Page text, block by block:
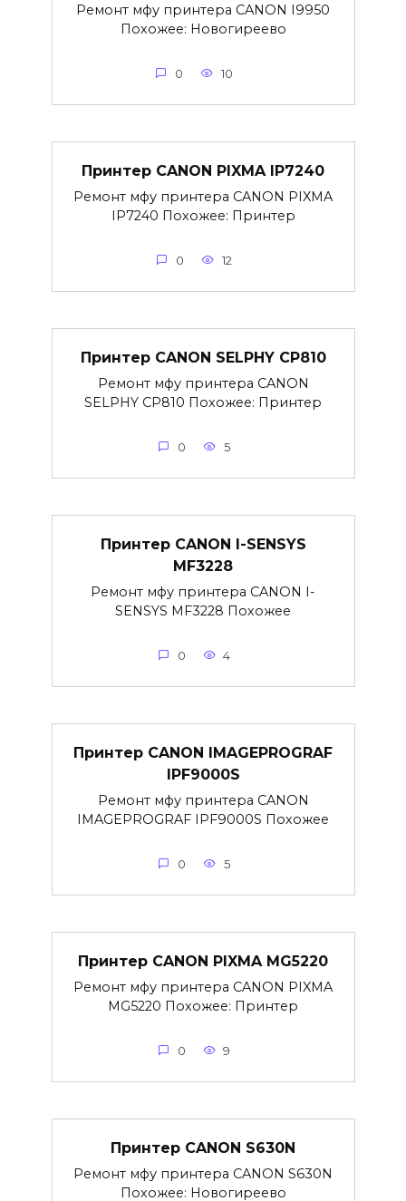
Ремонт мфу принтера CANON I9950
Похожее: Новогиреево
0 10
Принтер CANON PIXMA IP7240
Ремонт мфу принтера CANON PIXMA
IP7240 Похожее: Принтер
0 12
Принтер CANON SELPHY CP810
Ремонт мфу принтера CANON
SELPHY CP810 Похожее: Принтер
0 5
Принтер CANON I-SENSYS
MF3228
Ремонт мфу принтера CANON I-
SENSYS MF3228 Похожее
0 4
Принтер CANON IMAGEPROGRAF
IPF9000S
Ремонт мфу принтера CANON
IMAGEPROGRAF IPF9000S Похожее
0 5
Принтер CANON PIXMA MG5220
Ремонт мфу принтера CANON PIXMA
MG5220 Похожее: Принтер
0 9
Принтер CANON S630N
Ремонт мфу принтера CANON S630N
Похожее: Новогиреево